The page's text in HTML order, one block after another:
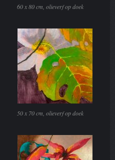
60 x 80 cm, olieverf op doek
50 x 70 cm, olieverf op doek